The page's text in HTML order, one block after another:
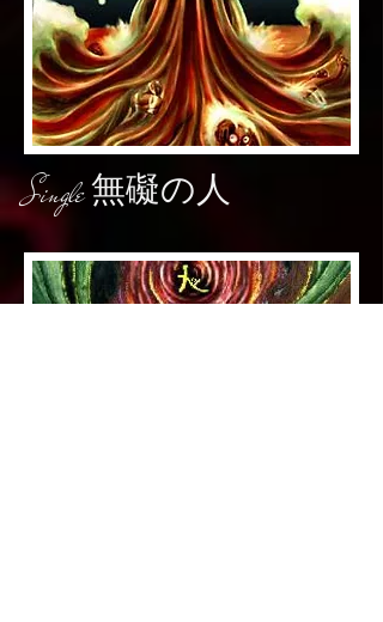
Single 無礙の人